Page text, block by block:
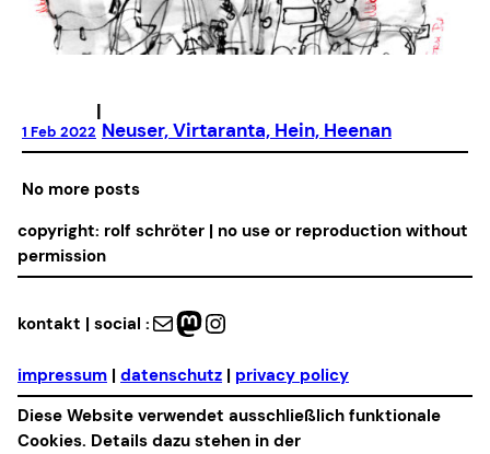
1 Feb 2022
|
Neuser, Virtaranta, Hein, Heenan
No more posts
copyright: rolf schröter | no use or reproduction without
permission
kontakt | social : Mail Mastodon Instagram
impressum | datenschutz | privacy policy
Diese Website verwendet ausschließlich funktionale
Cookies. Details dazu stehen in der